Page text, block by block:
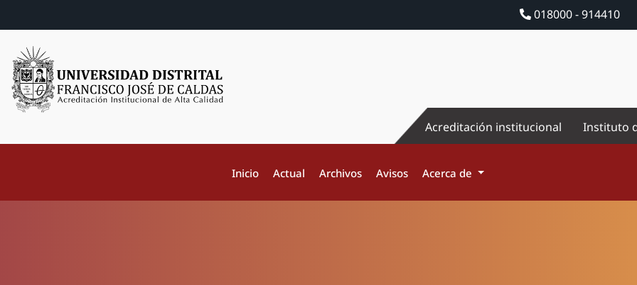
018000 - 914410
Acreditación institucional Instituto
Inicio Actual Archivos Avisos Acerca de